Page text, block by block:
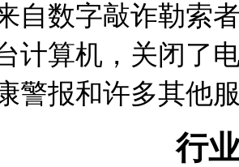
自数字敲诈勒索
计算机，关闭了
警报和许多其他
行